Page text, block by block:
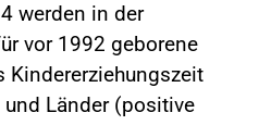
werden in der
vor 1992 geborene
Kindererziehungszeit
Länder (positive